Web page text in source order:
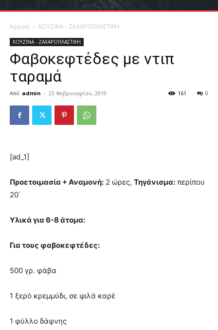
Αρχική ΚΟΥΖΙΝΑ - ΖΑΧΑΡΟΠΛΑΣΤΙΚΗ
ΚΟΥΖΙΝΑ - ΖΑΧΑΡΟΠΛΑΣΤΙΚΗ
Φαβοκεφτέδες με ντιπ
ταραμά
Από admin - 23 Φεβρουαρίου, 2019 0
161
[ad_1]
Προετοιμασία + Αναμονή: 2 ώρες, Τηγάνισμα: περίπου
20΄
Υλικά για 6-8 άτομα:
Για τους φαβοκεφτέδες:
500 γρ. φάβα
1 ξερό κρεμμύδι, σε ψιλά καρέ
1 φύλλο δάφνης